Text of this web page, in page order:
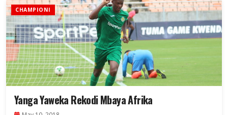
CHAMPIONI
Yanga Yaweka Rekodi Mbaya Afrika